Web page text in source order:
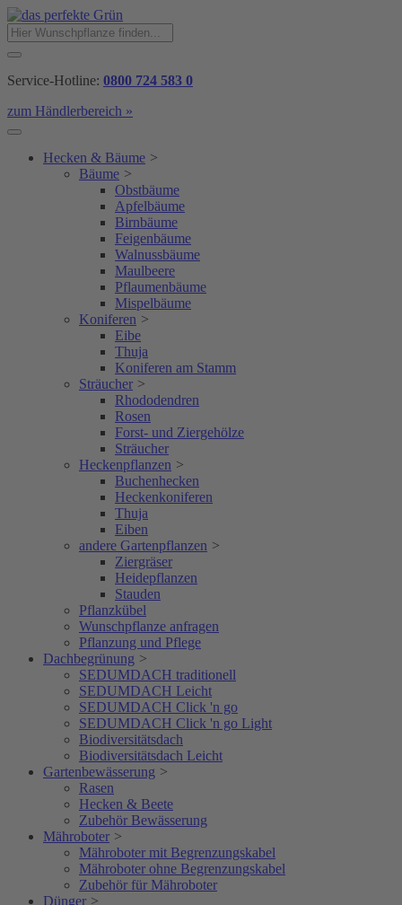
Service-Hotline: 0800 724 583 0
zum Händlerbereich »
Hecken & Bäume >
Bäume >
Obstbäume
Apfelbäume
Birnbäume
Feigenbäume
Walnussbäume
Maulbeere
Pflaumenbäume
Mispelbäume
Koniferen >
Eibe
Thuja
Koniferen am Stamm
Sträucher >
Rhododendren
Rosen
Forst- und Ziergehölze
Sträucher
Heckenpflanzen >
Buchenhecken
Heckenkoniferen
Thuja
Eiben
andere Gartenpflanzen >
Ziergräser
Heidepflanzen
Stauden
Pflanzkübel
Wunschpflanze anfragen
Pflanzung und Pflege
Dachbegrünung >
SEDUMDACH traditionell
SEDUMDACH Leicht
SEDUMDACH Click 'n go
SEDUMDACH Click 'n go Light
Biodiversitätsdach
Biodiversitätsdach Leicht
Gartenbewässerung >
Rasen
Hecken & Beete
Zubehör Bewässerung
Mähroboter >
Mähroboter mit Begrenzungskabel
Mähroboter ohne Begrenzungskabel
Zubehör für Mähroboter
Dünger >